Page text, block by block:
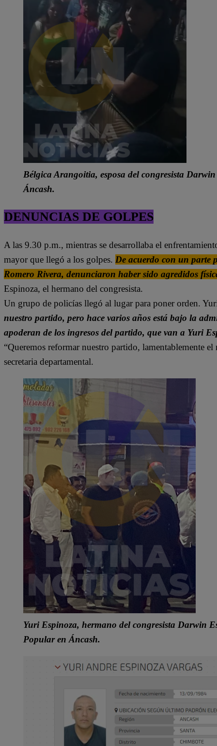
Bélgica Arangoitia, esposa del congresista
Áncash.
DENUNCIAS DE GOLPES
A las 9.30 p.m., mientras se desarrollaba el
mayor que llegó a los golpes. De acuerdo con un parte
Romero Rivera, denunciaron haber sido agredidos
Espinoza, el hermano del congresista.
Un grupo de policías llegó al lugar para poner orden.
nuestro partido, pero hace varios años está bajo la
apoderan de los ingresos del partido, que van a Yuri
“Queremos reformar nuestro partido, lamentablemente
secretaria departamental.
Yuri Espinoza, hermano del congresista Darwin
Popular en Áncash.